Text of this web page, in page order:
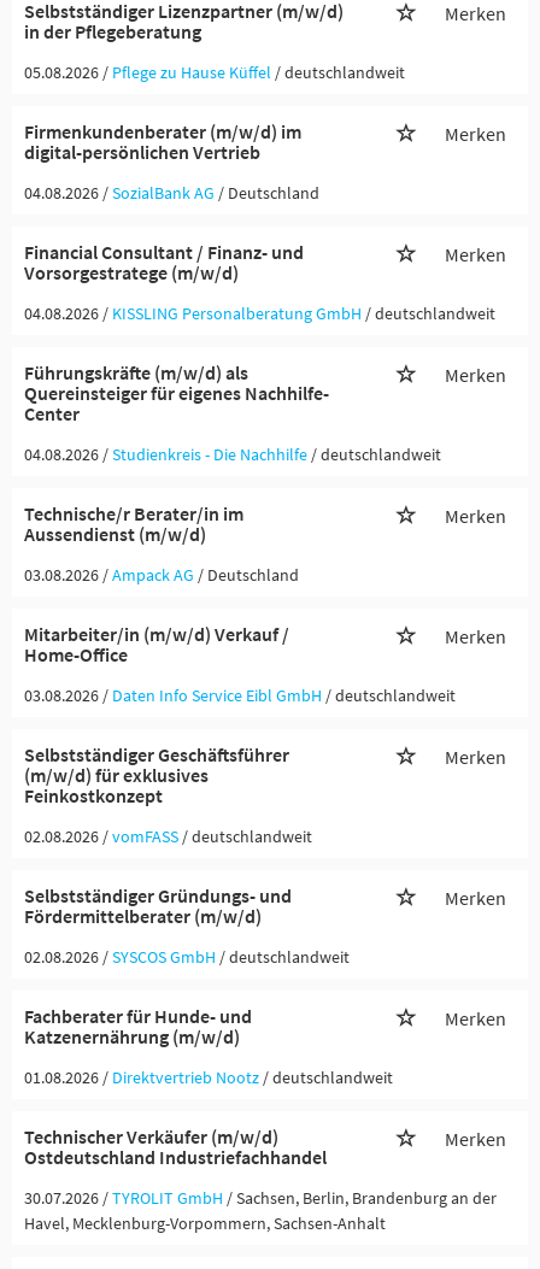
Selbstständiger Lizenzpartner (m/w/d)
in der Pflegeberatung
Merken
05.08.2026 / Pflege zu Hause Küffel / deutschlandweit
Firmenkundenberater (m/w/d) im
digital-persönlichen Vertrieb
Merken
04.08.2026 /SozialBank AG / Deutschland
Financial Consultant / Finanz- und
Vorsorgestratege (m/w/d)
Merken
04.08.2026 / KISSLING Personalberatung GmbH / deutschlandweit
Führungskräfte (m/w/d) als
Quereinsteiger für eigenes Nachhilfe-
Center
Merken
04.08.2026 /Studienkreis - Die Nachhilfe / deutschlandweit
Technische/r Berater/in im
Aussendienst (m/w/d)
Merken
03.08.2026 /Ampack AG / Deutschland
Mitarbeiter/in (m/w/d) Verkauf /
Home-Office
Merken
03.08.2026 / Daten Info Service Eibl GmbH / deutschlandweit
Selbstständiger Geschäftsführer
(m/w/d) für exklusives
Feinkostkonzept
Merken
02.08.2026 /vomFASS / deutschlandweit
Selbstständiger Gründungs- und
Fördermittelberater (m/w/d)
Merken
02.08.2026 /SYSCOS GmbH / deutschlandweit
Fachberater für Hunde- und
Katzenernährung (m/w/d)
Merken
01.08.2026 / Direktvertrieb Nootz / deutschlandweit
Technischer Verkäufer (m/w/d)
Ostdeutschland Industriefachhandel
Merken
30.07.2026 /TYROLIT GmbH / Sachsen, Berlin, Brandenburg an der
Havel, Mecklenburg-Vorpommern, Sachsen-Anhalt